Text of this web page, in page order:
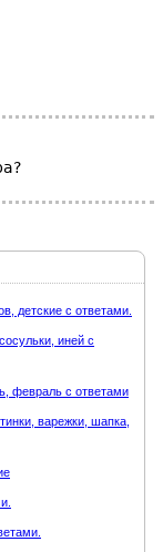
детские с ответами.
иней с
февраль с ответами
варежки, шапка,